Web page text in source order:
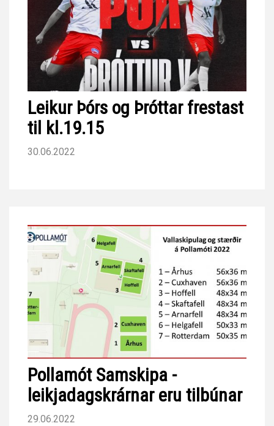
Leikur Þórs og Þróttar frestast
til kl.19.15
30.06.2022
Pollamót Samskipa -
leikjadagskrárnar eru tilbúnar
29.06.2022